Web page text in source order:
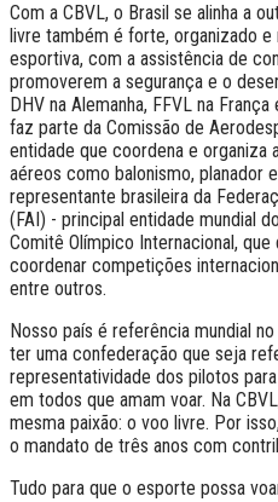
Com a CBVL, o Brasil se alinha a
livre também é forte, organizado
esportiva, com a assistência de
promoverem a segurança e o
DHV na Alemanha, FFVL na
faz parte da Comissão de
entidade que coordena e
aéreos como balonismo, planador
representante brasileira da
(FAI) - principal entidade mundial
Comitê Olímpico Internacional,
coordenar competições
entre outros.
Nosso país é referência mundial
ter uma confederação que seja
representatividade dos pilotos
em todos que amam voar. Na
mesma paixão: o voo livre. Por
o mandato de três anos com
Tudo para que o esporte possa